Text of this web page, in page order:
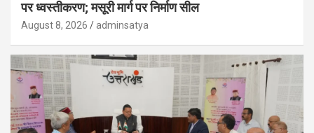
पर ध्वस्तीकरण; मसूरी मार्ग पर निर्माण सील
August 8, 2026 adminsatya